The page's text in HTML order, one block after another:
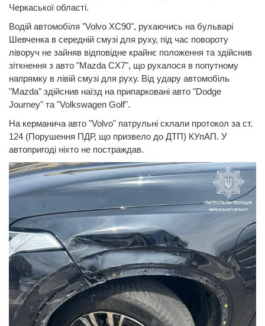
Черкаської області.
Водій автомобіля "Volvo XC90", рухаючись на бульварі
Шевченка в середній смузі для руху, під час повороту
ліворуч не зайняв відповідне крайнє положення та здійснив
зіткнення з авто "Mazda CX7", що рухалося в попутному
напрямку в лівій смузі для руху. Від удару автомобіль
"Mazda" здійснив наїзд на припарковані авто "Dodge
Journey" та "Volkswagen Golf".
На керманича авто "Volvo" патрульні склали протокол за ст.
124 (Порушення ПДР, що призвело до ДТП) КУпАП. У
автопригоді ніхто не постраждав.